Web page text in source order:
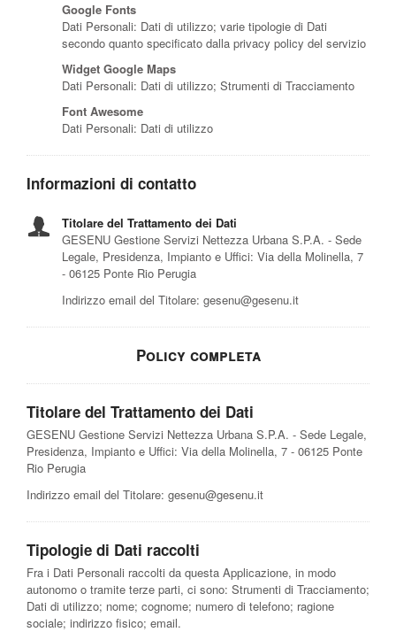
Google Fonts
Dati Personali: Dati di utilizzo; varie tipologie di Dati
secondo quanto specificato dalla privacy policy del servizio
Widget Google Maps
Dati Personali: Dati di utilizzo; Strumenti di Tracciamento
Font Awesome
Dati Personali: Dati di utilizzo
Informazioni di contatto
Titolare del Trattamento dei Dati
GESENU Gestione Servizi Nettezza Urbana S.P.A. - Sede
Legale, Presidenza, Impianto e Uffici: Via della Molinella, 7
- 06125 Ponte Rio Perugia
Indirizzo email del Titolare: gesenu@gesenu.it
Policy completa
Titolare del Trattamento dei Dati
GESENU Gestione Servizi Nettezza Urbana S.P.A. - Sede Legale,
Presidenza, Impianto e Uffici: Via della Molinella, 7 - 06125 Ponte
Rio Perugia
Indirizzo email del Titolare: gesenu@gesenu.it
Tipologie di Dati raccolti
Fra i Dati Personali raccolti da questa Applicazione, in modo
autonomo o tramite terze parti, ci sono: Strumenti di Tracciamento;
Dati di utilizzo; nome; cognome; numero di telefono; ragione
sociale; indirizzo fisico; email.